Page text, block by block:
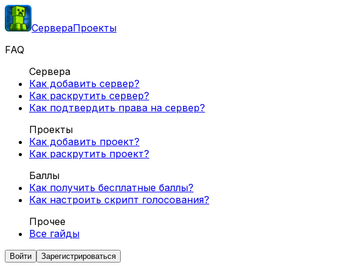
СервераПроекты
FAQ
Сервера
Как добавить сервер?
Как раскрутить сервер?
Как подтвердить права на сервер?
Проекты
Как добавить проект?
Как раскрутить проект?
Баллы
Как получить бесплатные баллы?
Как настроить скрипт голосования?
Прочее
Все гайды
Войти Зарегистрироваться